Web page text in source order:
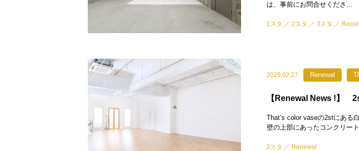
は、事前にお問合せくださ…
1スタ 2スタ 3スタ
2025.02.27 Renewal
【Renewal News !】
That’s color vaseの2stにある
壁の上部にあったコンクリー
2スタ Renewal